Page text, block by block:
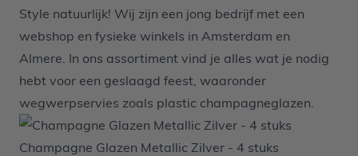
Style natuurlijk! Wij zijn een jong bedrijf met een
webshop en fysieke winkels in Amsterdam en
Almere. In ons assortiment vind je alles wat je nodig
hebt voor een geslaagd feest, waaronder
wegwerpservies zoals plastic champagneglazen.
Champagne Glazen Metallic Zilver - 4 stuks